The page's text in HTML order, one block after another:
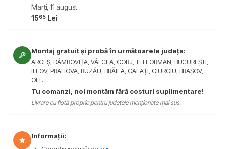
Marți, 11 august
1565 Lei
Montaj gratuit și probă în următoarele județe:
ARGEȘ, DÂMBOVIȚA, VÂLCEA, GORJ, TELEORMAN, BUCUREȘTI,
ILFOV, PRAHOVA, BUZĂU, BRĂILA, GALAȚI, GIURGIU, BRAȘOV,
OLT.
Tu comanzi, noi montăm fără costuri suplimentare!
Livrare cu flotă proprie pentru județele menționate mai sus.
Informații: